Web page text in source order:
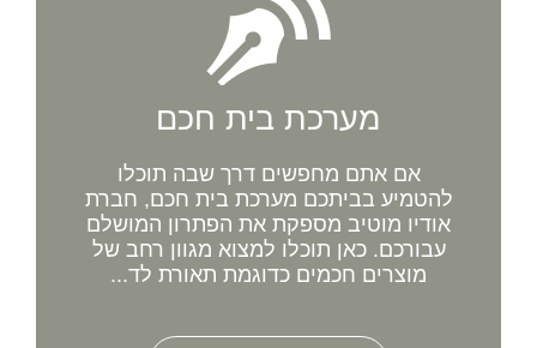
מערכת בית חכם
אם אתם מחפשים דרך שבה תוכלו
להטמיע בביתכם מערכת בית חכם, חברת
אודיו מוטיב מספקת את הפתרון המושלם
עבורכם. כאן תוכלו למצוא מגוון רחב של
מוצרים חכמים כדוגמת תאורת לד...